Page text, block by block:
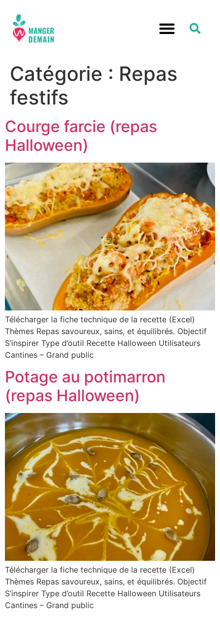
Catégorie : Repas
festifs
Courge farcie (repas
Halloween)
Télécharger la fiche technique de la recette (Excel)
Thèmes Repas savoureux, sains, et équilibrés. Objectif
S’inspirer Type d’outil Recette Halloween Utilisateurs
Cantines – Grand public
Potage au potimarron
(repas Halloween)
Télécharger la fiche technique de la recette (Excel)
Thèmes Repas savoureux, sains, et équilibrés. Objectif
S’inspirer Type d’outil Recette Halloween Utilisateurs
Cantines – Grand public